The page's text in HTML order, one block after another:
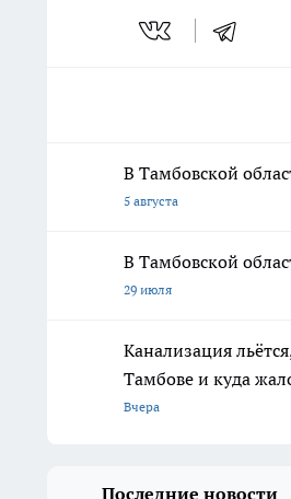
В Тамбовской
5 августа
В Тамбовской
29 июля
Канализация
Тамбове и куда
Вчера
Последние новости